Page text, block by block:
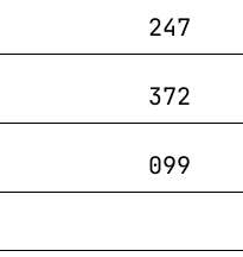
247
372
099